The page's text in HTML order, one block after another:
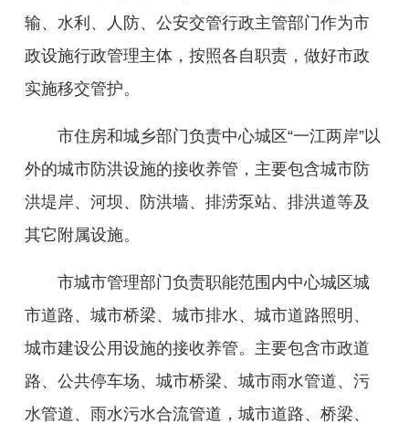
输、水利、人防、公安交管行政主管部门作为市
政设施行政管理主体，按照各自职责，做好市政
实施移交管护。
市住房和城乡部门负责中心城区“一江两岸”以
外的城市防洪设施的接收养管，主要包含城市防
洪堤岸、河坝、防洪墙、排涝泵站、排洪道等及
其它附属设施。
市城市管理部门负责职能范围内中心城区城
市道路、城市桥梁、城市排水、城市道路照明、
城市建设公用设施的接收养管。主要包含市政道
路、公共停车场、城市桥梁、城市雨水管道、污
水管道、雨水污水合流管道，城市道路、桥梁、